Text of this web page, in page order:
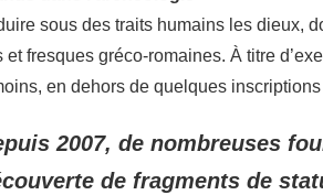
sous des traits humains les dieux,
et fresques gréco-romaines. À titre
en dehors de quelques
2007, de nombreuses
de fragments de